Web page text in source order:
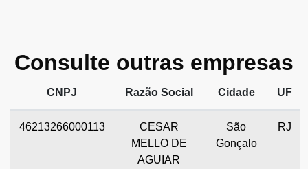
Consulte outras empresas
CNPJ Razão Social Cidade UF
46213266000113
CESAR
MELLO DE
AGUIAR
São
Gonçalo
RJ